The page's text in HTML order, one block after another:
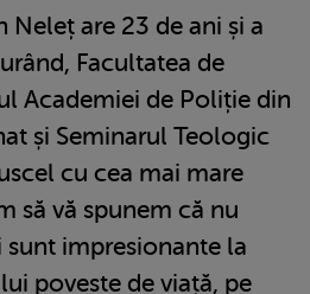
Neleț are 23 de ani și a
Facultatea de
Academiei de Poliție din
și Seminarul Teologic
cu cea mai mare
să vă spunem că nu
impresionante la
poveste de viață, pe